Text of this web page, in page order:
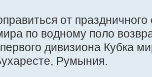
от
по водному поло
дивизиона Кубка
Румыния.